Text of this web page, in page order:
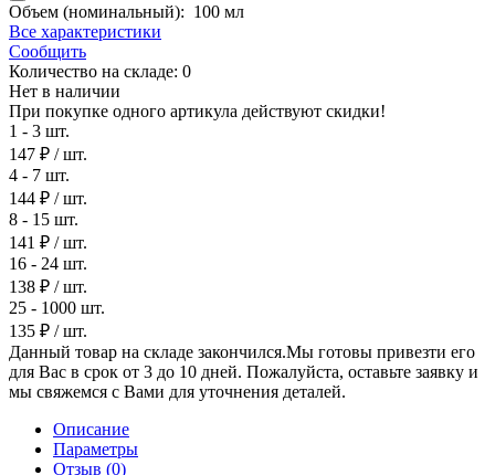
Объем (номинальный): 100 мл
Все характеристики
Сообщить
Количество на складе: 0
Нет в наличии
При покупке одного артикула действуют скидки!
1 - 3 шт.
147 ₽ / шт.
4 - 7 шт.
144 ₽ / шт.
8 - 15 шт.
141 ₽ / шт.
16 - 24 шт.
138 ₽ / шт.
25 - 1000 шт.
135 ₽ / шт.
Данный товар на складе закончился.Мы готовы привезти его
для Вас в срок от 3 до 10 дней. Пожалуйста, оставьте заявку и
мы свяжемся с Вами для уточнения деталей.
Описание
Параметры
Отзыв (0)